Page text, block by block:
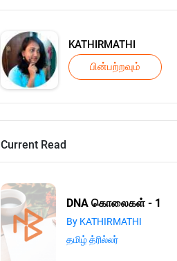
KATHIRMATHI
பின்பற்றவும்
Current Read
DNA கொலைகள் - 1
By KATHIRMATHI
தமிழ் த்ரில்லர்